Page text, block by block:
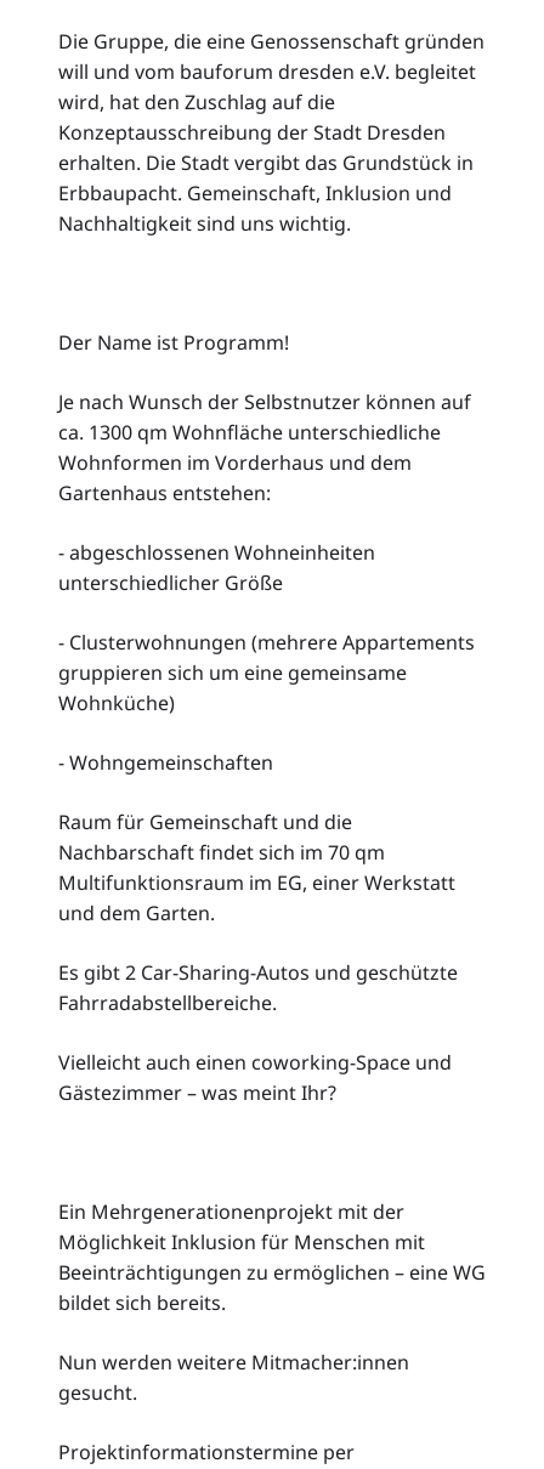
Die Gruppe, die eine Genossenschaft gründen
will und vom bauforum dresden e.V. begleitet
wird, hat den Zuschlag auf die
Konzeptausschreibung der Stadt Dresden
erhalten. Die Stadt vergibt das Grundstück in
Erbbaupacht. Gemeinschaft, Inklusion und
Nachhaltigkeit sind uns wichtig.
Der Name ist Programm!
Je nach Wunsch der Selbstnutzer können auf
ca. 1300 qm Wohnfläche unterschiedliche
Wohnformen im Vorderhaus und dem
Gartenhaus entstehen:
- abgeschlossenen Wohneinheiten
unterschiedlicher Größe
- Clusterwohnungen (mehrere Appartements
gruppieren sich um eine gemeinsame
Wohnküche)
- Wohngemeinschaften
Raum für Gemeinschaft und die
Nachbarschaft findet sich im 70 qm
Multifunktionsraum im EG, einer Werkstatt
und dem Garten.
Es gibt 2 Car-Sharing-Autos und geschützte
Fahrradabstellbereiche.
Vielleicht auch einen coworking-Space und
Gästezimmer – was meint Ihr?
Ein Mehrgenerationenprojekt mit der
Möglichkeit Inklusion für Menschen mit
Beeinträchtigungen zu ermöglichen – eine WG
bildet sich bereits.
Nun werden weitere Mitmacher:innen
gesucht.
Projektinformationstermine per